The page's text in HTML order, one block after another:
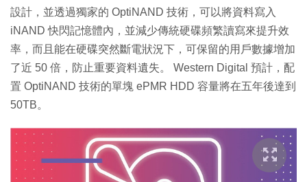
設計，並透過獨家的 OptiNAND 技術，可以將資料寫入
iNAND 快閃記憶體內，並減少傳統硬碟頻繁讀寫來提升效
率，而且能在硬碟突然斷電狀況下，可保留的用戶數據增加
了近 50 倍，防止重要資料遺失。 Western Digital 預計，配
置 OptiNAND 技術的單塊 ePMR HDD 容量將在五年後達到
50TB。